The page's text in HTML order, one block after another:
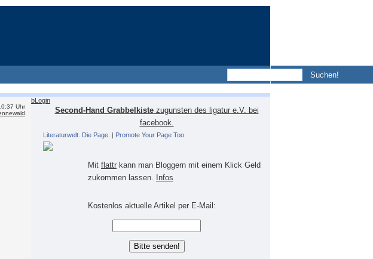
Uhr
bLogin
Second-Hand Grabbelkistezugunsten des ligatur e.V. bei
facebook.
Literaturwelt. Die Page. | Promote Your Page Too
Mit flattr kann man Bloggern mit einem Klick Geld
zukommen lassen.
Infos
Kostenlos aktuelle Artikel per E-Mail: